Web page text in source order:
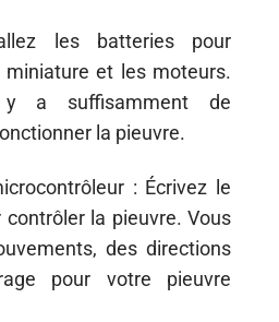
les batteries pour
miniature et les moteurs.
y a suffisamment de
la pieuvre.
: Écrivez le
la pieuvre. Vous
des directions
pour votre pieuvre